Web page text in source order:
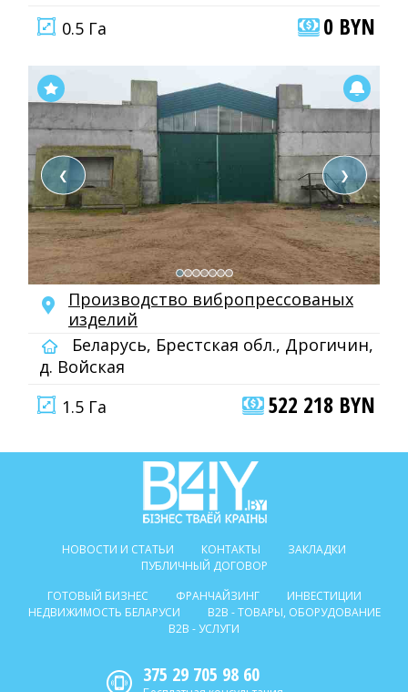
0.5 Га
0 BYN
❮ ❯
Производство вибропрессованых
изделий
Беларусь, Брестская обл., Дрогичин,
д. Войская
1.5 Га
522 218 BYN
НОВОСТИ И СТАТЬИ КОНТАКТЫ
ЗАКЛАДКИ
ПУБЛИЧНЫЙ ДОГОВОР
ГОТОВЫЙ БИЗНЕС
ФРАНЧАЙЗИНГ
ИНВЕСТИЦИИ
НЕДВИЖИМОСТЬ БЕЛАРУСИ
B2B - ТОВАРЫ, ОБОРУДОВАНИЕ
B2B - УСЛУГИ
375 29 705 98 60